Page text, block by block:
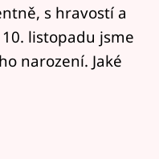
s hravostí a
listopadu jsme
narození. Jaké